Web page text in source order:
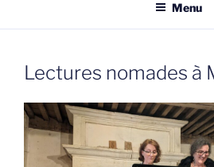
Menu
Lectures nomades à